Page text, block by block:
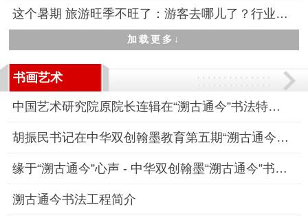
这个暑期 旅游旺季不旺了：游客去哪儿了？行业何去何从？
加载更多↓
书画艺术
中国艺术研究院原院长连辑在“溯古通今”书法特训高研班线下研修
胡振民书记在中华双创翰墨教育第五期“溯古通今”书法高研班“线
缘于“溯古通今”心声 - 中华双创翰墨“溯古通今”书法特训高研
溯古通今书法工程简介